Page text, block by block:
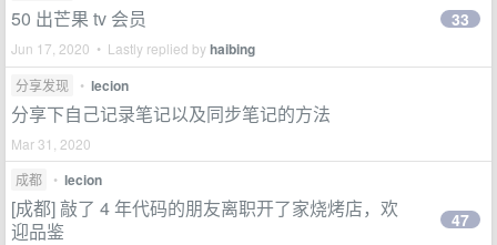
50 出芒果 tv 会员
Jun 17, 2020 • Lastly replied byhaibing
33
分享发现 • lecion
分享下自己记录笔记以及同步笔记的方法
Mar 31, 2020
成都
• lecion
[成都] 敲了 4 年代码的朋友离职开了家烧烤店，欢
迎品鉴
47